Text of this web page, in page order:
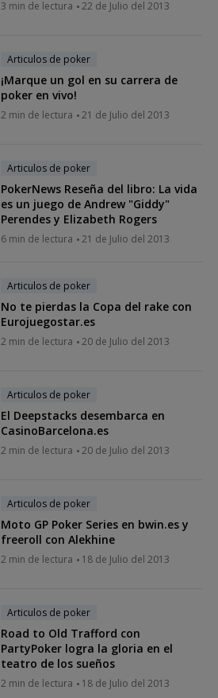
3 min de lectura 22 de Julio del 2013
Articulos de poker
¡Marque un gol en su carrera de
poker en vivo!
2 min de lectura 21 de Julio del 2013
Articulos de poker
PokerNews Reseña del libro: La vida
es un juego de Andrew "Giddy"
Perendes y Elizabeth Rogers
6 min de lectura 21 de Julio del 2013
Articulos de poker
No te pierdas la Copa del rake con
Eurojuegostar.es
2 min de lectura 20 de Julio del 2013
Articulos de poker
El Deepstacks desembarca en
CasinoBarcelona.es
2 min de lectura 20 de Julio del 2013
Articulos de poker
Moto GP Poker Series en bwin.es y
freeroll con Alekhine
2 min de lectura 18 de Julio del 2013
Articulos de poker
Road to Old Trafford con
PartyPoker logra la gloria en el
teatro de los sueños
2 min de lectura 18 de Julio del 2013